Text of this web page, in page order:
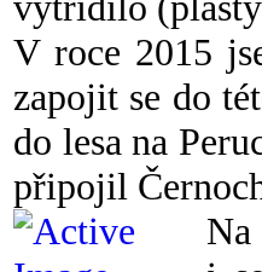
V roce 2015
zapojit se do
do lesa na
připojil
Na